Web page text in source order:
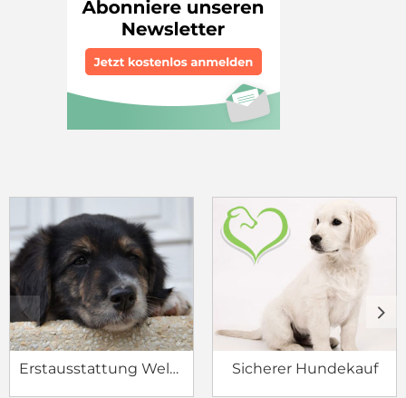
Erstausstattung Welpe Sicherer Hundekauf
c d